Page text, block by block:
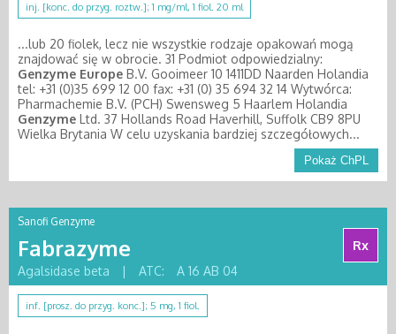
inj. [konc. do przyg. roztw.]; 1 mg/ml, 1 fiol. 20 ml
...lub 20 fiolek, lecz nie wszystkie rodzaje opakowań mogą
znajdować się w obrocie. 31 Podmiot odpowiedzialny:
Genzyme Europe B.V. Gooimeer 10 1411DD Naarden Holandia
tel: +31 (0)35 699 12 00 fax: +31 (0) 35 694 32 14 Wytwórca:
Pharmachemie B.V. (PCH) Swensweg 5 Haarlem Holandia
Genzyme Ltd. 37 Hollands Road Haverhill, Suffolk CB9 8PU
Wielka Brytania W celu uzyskania bardziej szczegółowych...
Pokaż ChPL
Sanofi Genzyme
Fabrazyme
Rx
Agalsidase beta
| ATC: A 16 AB 04
inf. [prosz. do przyg. konc.]; 5 mg, 1 fiol.